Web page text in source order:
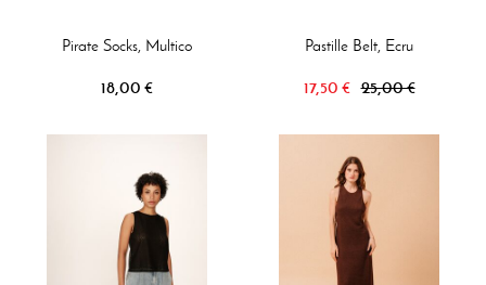
Pirate Socks, Multico
18,00 €
Pastille Belt, Ecru
17,50 € 25,00 €